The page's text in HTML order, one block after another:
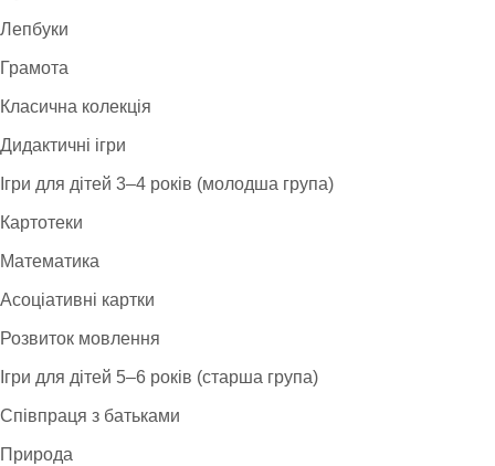
Лепбуки
Грамота
Класична колекція
Дидактичні ігри
Ігри для дітей 3–4 років (молодша група)
Картотеки
Математика
Асоціативні картки
Розвиток мовлення
Ігри для дітей 5–6 років (старша група)
Співпраця з батьками
Природа